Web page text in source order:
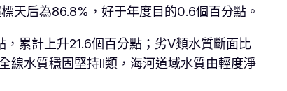
天后為86.8%，好于年度目的0.6個百分點。
累計上升21.6個百分點；劣Ⅴ類水質斷面比
線水質穩固堅持Ⅱ類，海河道域水質由輕度淨